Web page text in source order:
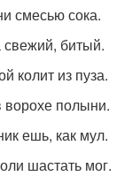
смесью сока.
свежий, битый.
колит из пуза.
ворохе полыни.
ешь, как мул.
шастать мог.